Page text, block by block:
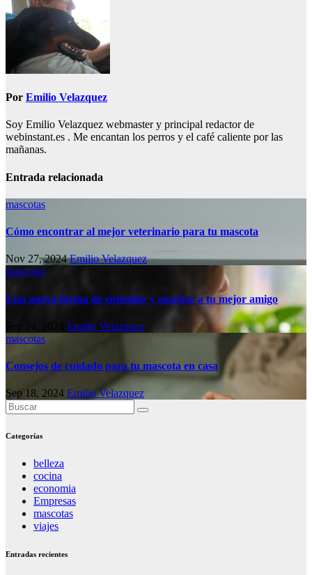
Por Emilio Velazquez
Soy Emilio Velazquez webmaster y principal redactor de
webinstant.es . Me encantan los perros y el café caliente por las
mañanas.
Entrada relacionada
mascotas
Cómo encontrar al mejor veterinario para tu mascota
Nov 27, 2024Emilio Velazquez
mascotas
Una nueva forma de entender y enseñar a tu mejor amigo
Emilio Velazquez
mascotas
Consejos de cuidado para tu mascota en casa
Sep 18, 2024 Emilio Velazquez
Categorías
belleza
cocina
economia
Empresas
mascotas
viajes
Entradas recientes